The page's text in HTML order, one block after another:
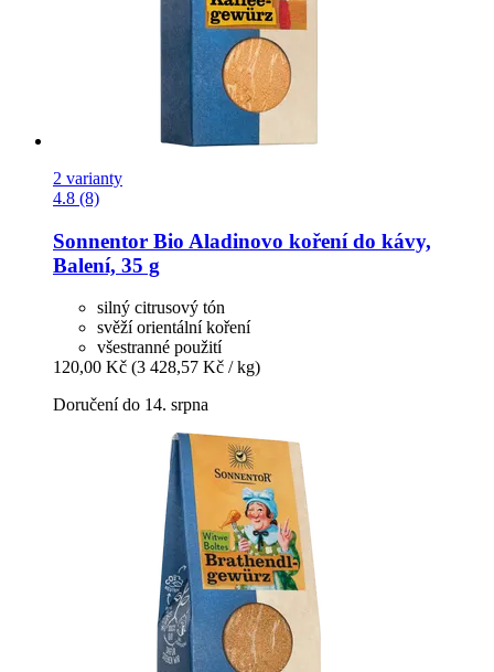
2 varianty
4.8 (8)
Sonnentor Bio Aladinovo koření do kávy,
Balení, 35 g
silný citrusový tón
svěží orientální koření
všestranné použití
120,00 Kč (3 428,57 Kč / kg)
Doručení do 14. srpna